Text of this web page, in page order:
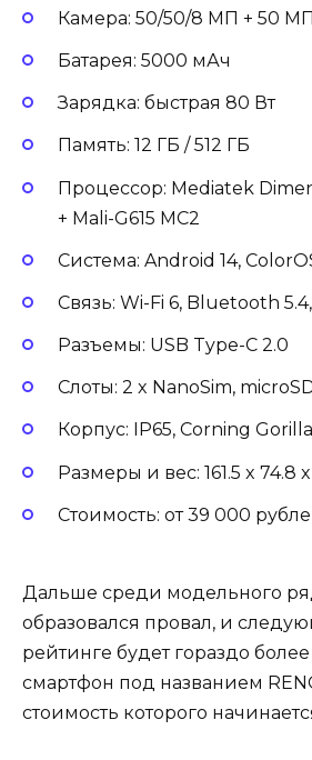
Камера: 50/50/8 МП + 50 МП
Батарея: 5000 мАч
Зарядка: быстрая 80 Вт
Память: 12 ГБ / 512 ГБ
Процессор: Mediatek
+ Mali-G615 MC2
Система: Android 14,
Связь: Wi-Fi 6, Bluetooth 5.4,
Разъемы: USB Type-C 2.0
Слоты: 2 x NanoSim,
Корпус: IP65, Corning
Размеры и вес: 161.5 x 74.8
Стоимость: от 39 000
Дальше среди модельного
образовался провал, и
рейтинге будет гораздо
смартфон под названием
стоимость которого